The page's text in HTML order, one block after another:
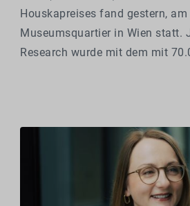
Houskapreises fand gestern,
Museumsquartier in Wien statt.
Research wurde mit dem mit
Forschung" ausgezeichnet.